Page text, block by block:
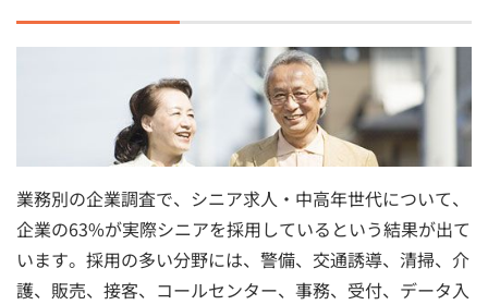
業務別の企業調査で、シニア求人・中高年世代について、
企業の63%が実際シニアを採用しているという結果が出て
います。採用の多い分野には、警備、交通誘導、清掃、介
護、販売、接客、コールセンター、事務、受付、データ入